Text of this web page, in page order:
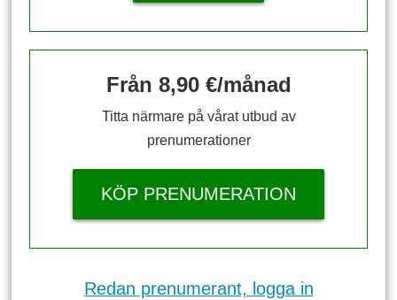
Från 8,90 €/månad
Titta närmare på vårat utbud av
prenumerationer
KÖP PRENUMERATION
Redan prenumerant, logga in